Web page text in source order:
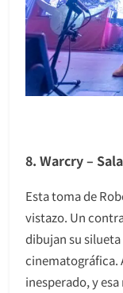
8. Warcry –
Esta toma de
vistazo. Un
dibujan su
cinematográfica.
inesperado, y